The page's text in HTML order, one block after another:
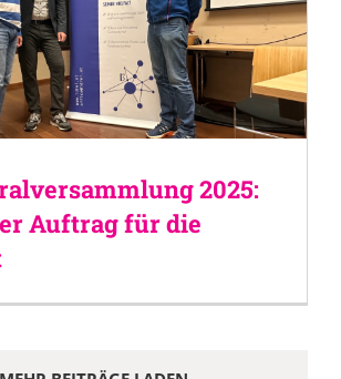
2025:
Auftrag für die